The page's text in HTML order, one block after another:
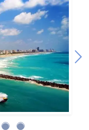
Ημέρα 9η
Δομινικανή
Δημοκρατία
09:00